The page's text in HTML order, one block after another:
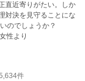
直近寄りがたい。しか
対決を見守ることにな
より
件